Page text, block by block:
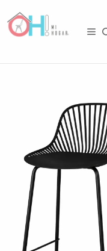
Inicio Packs de Asientos
Pack de 2 Taburetes